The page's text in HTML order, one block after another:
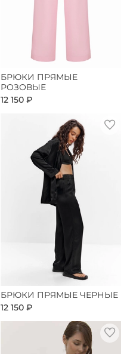
БРЮКИ ПРЯМЫЕ
РОЗОВЫЕ
12 150 ₽
БРЮКИ ПРЯМЫЕ ЧЕРНЫЕ
12 150 ₽